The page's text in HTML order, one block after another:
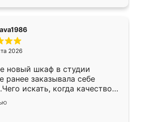
2026
новый шкаф в студии
ранее заказывала себе
искать, когда качеством
Служит кухня уже почти
нет.